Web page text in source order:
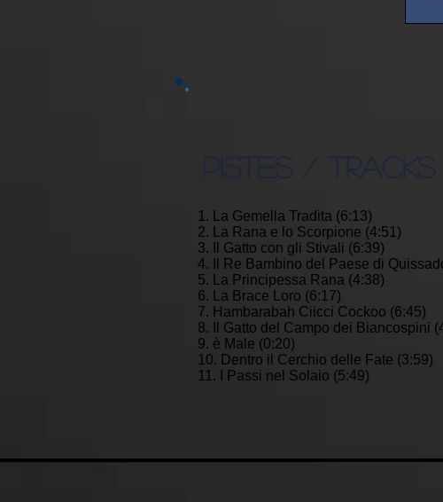
1. La Gemella Tradita (6:13)
2. La Rana e lo Scorpione (4:51)
3. Il Gatto con gli Stivali (6:39)
4. Il Re Bambino del Paese di
5. La Principessa Rana (4:38)
6. La Brace Loro (6:17)
7. Hambarabah Ciicci Cockoo (6:45)
8. Il Gatto del Campo dei Biancospini
9. è Male (0:20)
10. Dentro il Cerchio delle Fate (3:59)
11. I Passi nel Solaio (5:49)